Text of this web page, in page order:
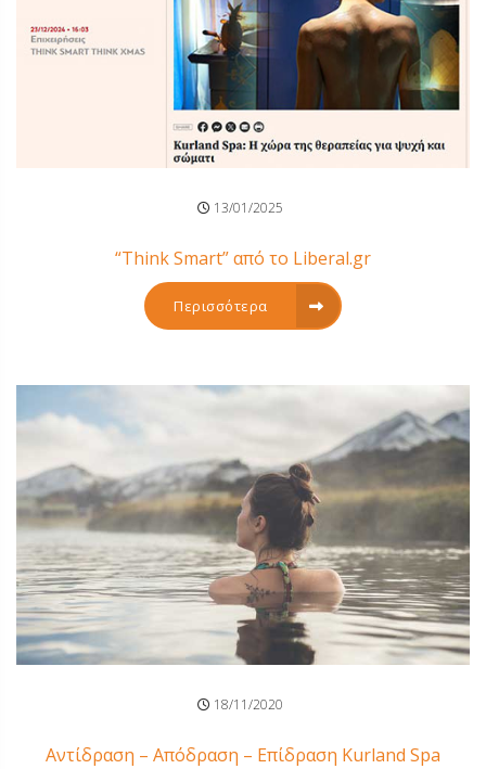
13/01/2025
“Think Smart” από τo Liberal.gr
Περισσότερα
18/11/2020
Αντίδραση – Απόδραση – Επίδραση Kurland Spa